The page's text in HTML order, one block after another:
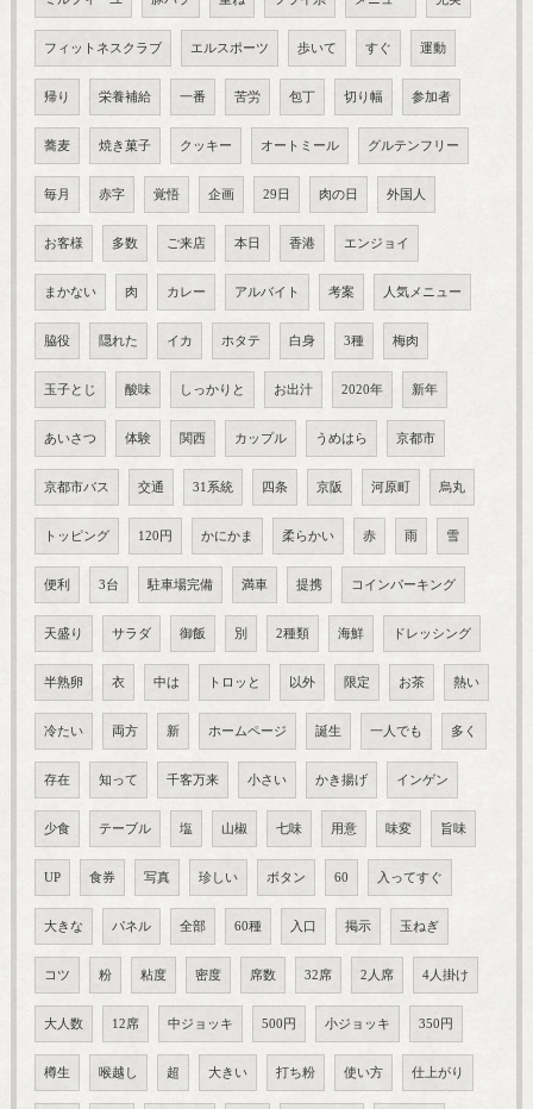
フィットネスクラブ エルスポーツ 歩いて すぐ 運動
帰り 栄養補給 一番 苦労 包丁 切り幅 参加者
蕎麦 焼き菓子 クッキー オートミール グルテンフリー
毎月 赤字 覚悟 企画 29日 肉の日 外国人
お客様 多数 ご来店 本日 香港 エンジョイ
まかない 肉 カレー アルバイト 考案 人気メニュー
脇役 隠れた イカ ホタテ 白身 3種 梅肉
玉子とじ 酸味 しっかりと お出汁 2020年 新年
あいさつ 体験 関西 カップル うめはら 京都市
京都市バス 交通 31系統 四条 京阪 河原町 烏丸
トッピング 120円 かにかま 柔らかい 赤 雨 雪
便利 3台 駐車場完備 満車 提携 コインパーキング
天盛り サラダ 御飯 別 2種類 海鮮 ドレッシング
半熟卵 衣 中は トロッと 以外 限定 お茶 熱い
冷たい 両方 新 ホームページ 誕生 一人でも 多く
存在 知って 千客万来 小さい かき揚げ インゲン
少食 テーブル 塩 山椒 七味 用意 味変 旨味
UP 食券 写真 珍しい ボタン 60 入ってすぐ
大きな パネル 全部 60種 入口 掲示 玉ねぎ
コツ 粉 粘度 密度 席数 32席 2人席 4人掛け
大人数 12席 中ジョッキ 500円 小ジョッキ 350円
樽生 喉越し 超 大きい 打ち粉 使い方 仕上がり